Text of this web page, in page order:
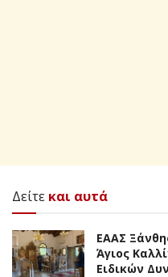
Δείτε και αυτά
EAAΣ
Άγιος
Ειδικών